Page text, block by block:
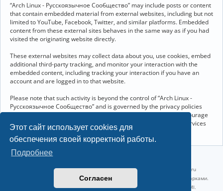
Этот сайт использует cookies для
обеспечения своей корректной работы.
Подробнее
Согласен
“Arch Linux - Русскоязычное Сообщество” may include posts or content
that contain embedded material from external websites, including but not
limited to YouTube, Facebook, Twitter, and similar platforms. Embedded
content from these external sites behaves in the same way as if you had
visited the originating website directly.
These external websites may collect data about you, use cookies, embed
additional third-party tracking, and monitor your interaction with the
embedded content, including tracking your interaction if you have an
account and are logged in to that website.
Please note that such activity is beyond the control of “Arch Linux -
Русскоязычное Сообщество” and is governed by the privacy policies
and terms of service of the respective external websites. We encourage
you to review the privacy and cookie policies of any third-party services
you interact with through embedded content.
Linux 6.18.40-1-lts x86_64 GNU/Linux 2026-07-26 08:48:12 |
vps reg.ru
Название и логотип Arch Linux ™ являются признанными торговыми марками.
Linux ® — зарегистрированная торговая марка Linus Torvalds и LMI.